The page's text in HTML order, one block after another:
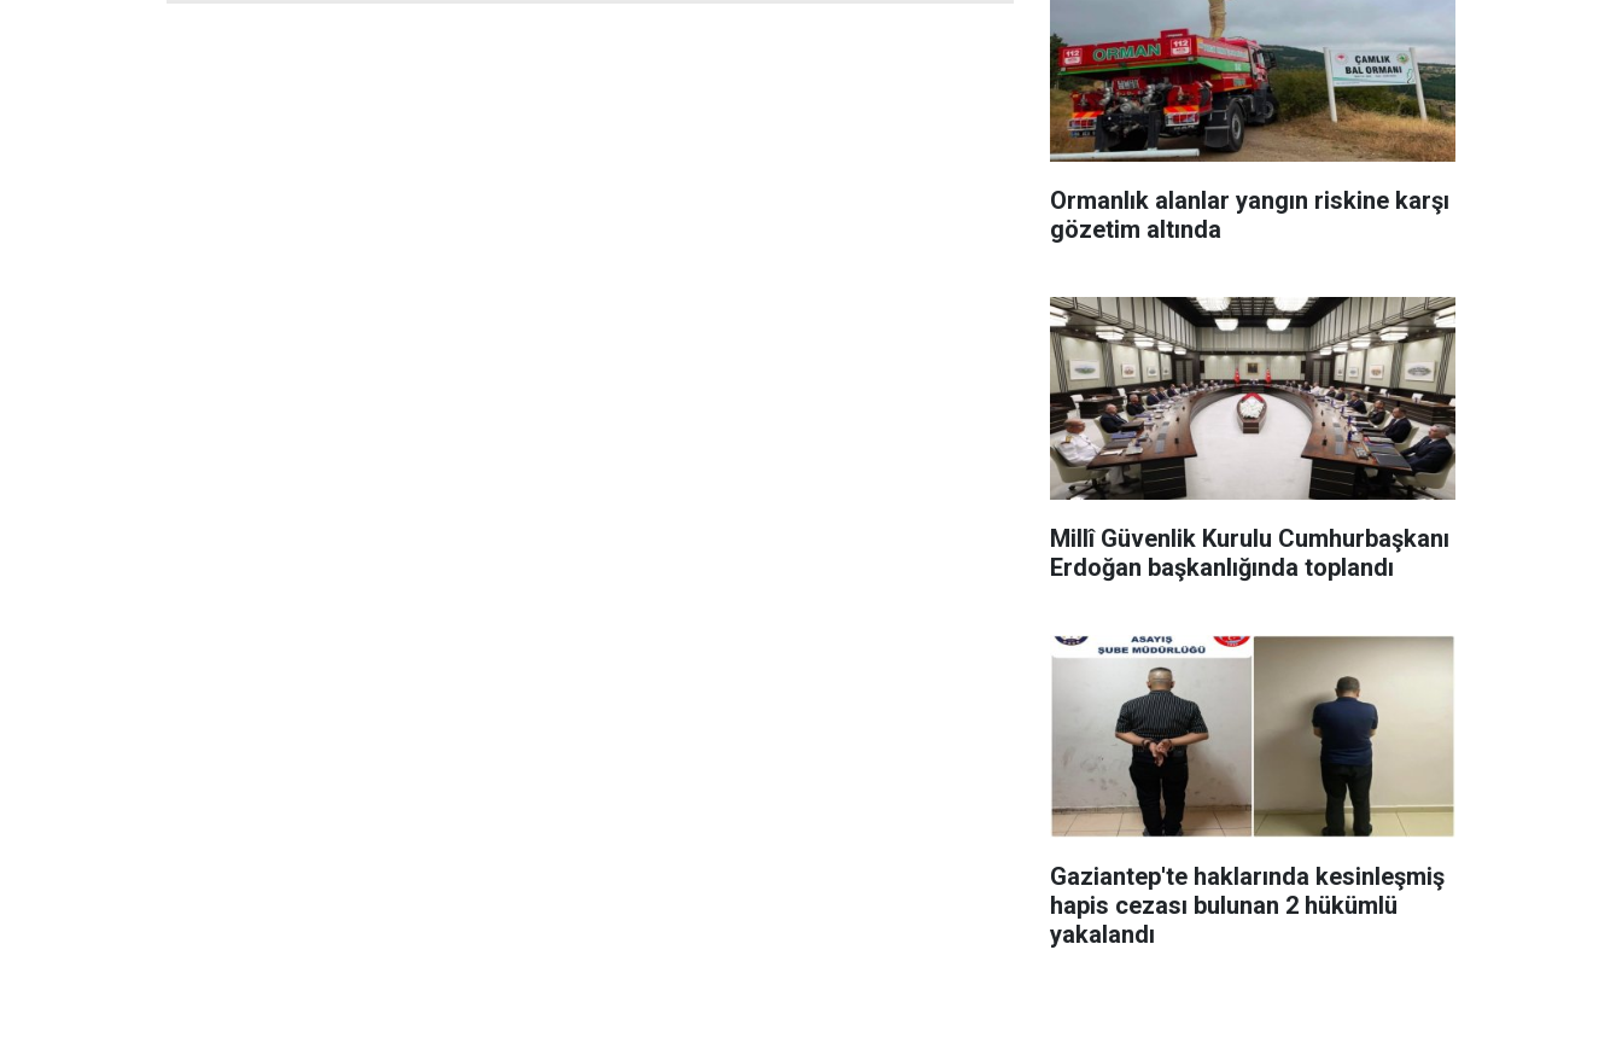
Ormanlık alanlar yangın riskine karşı
gözetim altında
Millî Güvenlik Kurulu Cumhurbaşkanı
Erdoğan başkanlığında toplandı
Gaziantep'te haklarında kesinleşmiş
hapis cezası bulunan 2 hükümlü
yakalandı